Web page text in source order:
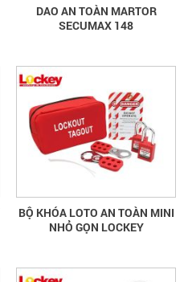
DAO AN TOÀN MARTOR
SECUMAX 148
BỘ KHÓA LOTO AN TOÀN MINI
NHỎ GỌN LOCKEY